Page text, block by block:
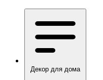
Декор для дома